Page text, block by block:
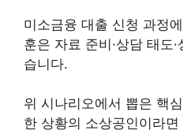
미소금융 대출 신청 과정
훈은 자료 준비·상담 태도
습니다.
위 시나리오에서 뽑은 핵
한 상황의 소상공인이라